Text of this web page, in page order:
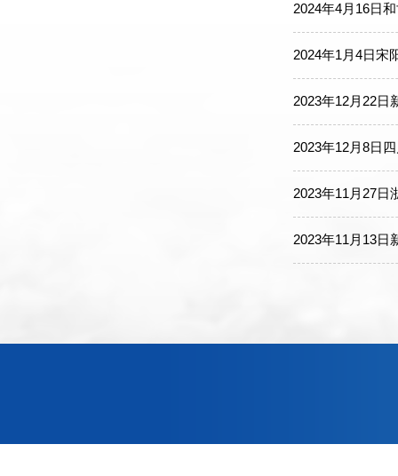
2024年4月16日
2024年1月4日宋
2023年12月22日
2023年12月8日
2023年11月27日
2023年11月13日